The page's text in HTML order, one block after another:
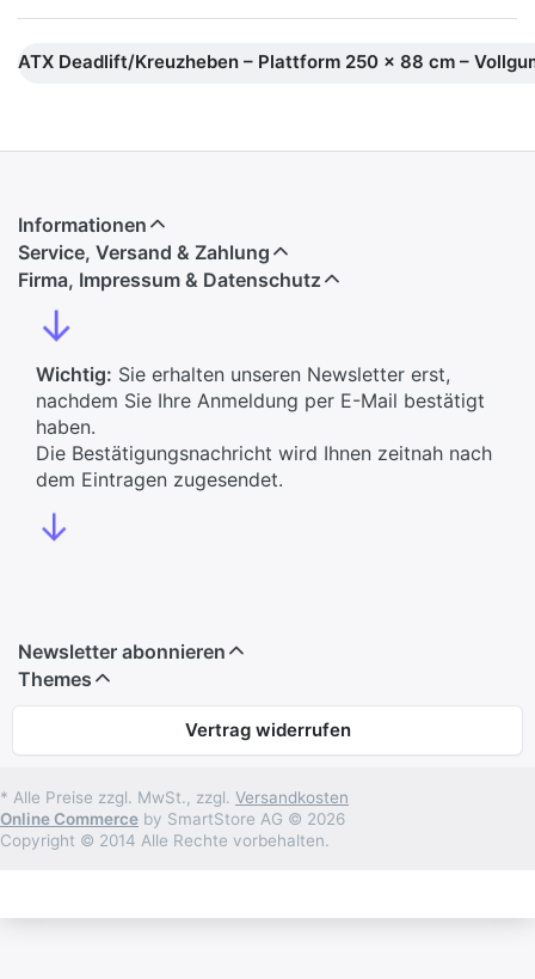
ATX Deadlift/Kreuzheben – Plattform 250 x 88 cm –
Informationen
Service, Versand & Zahlung
Firma, Impressum & Datenschutz
↓
Wichtig: Sie erhalten unseren Newsletter erst,
nachdem Sie Ihre Anmeldung per E-Mail bestätigt
haben.
Die Bestätigungsnachricht wird Ihnen zeitnah nach
dem Eintragen zugesendet.
↓
Newsletter abonnieren
Themes
Vertrag widerrufen
* Alle Preise zzgl. MwSt., zzgl. Versandkosten
Online Commerce by SmartStore AG © 2026
Copyright © 2014 Alle Rechte vorbehalten.